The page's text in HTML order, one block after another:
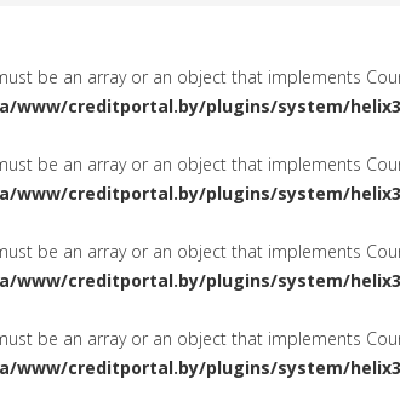
be an array or an object that implements
creditportal.by/plugins/system/
be an array or an object that implements
creditportal.by/plugins/system/
be an array or an object that implements
creditportal.by/plugins/system/
be an array or an object that implements
creditportal.by/plugins/system/